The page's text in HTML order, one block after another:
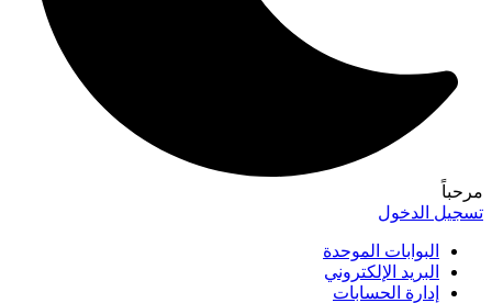
مرحباً
تسجيل الدخول
البوابات الموحدة
البريد الإلكتروني
إدارة الحسابات